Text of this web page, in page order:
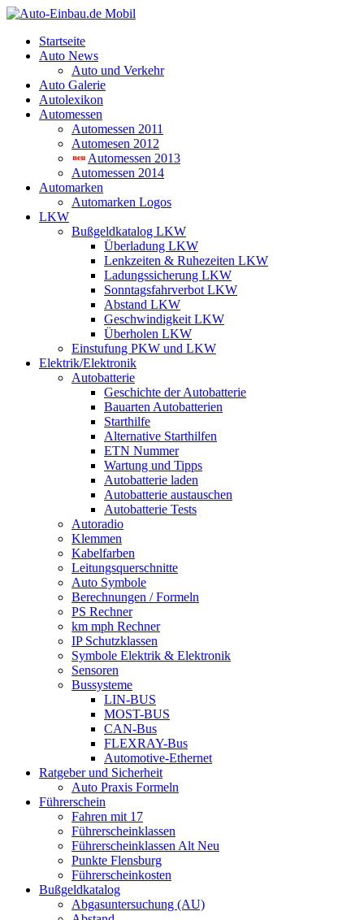
Startseite
Auto News
Auto und Verkehr
Auto Galerie
Autolexikon
Automessen
Automessen 2011
Automesen 2012
Automessen 2013
Automessen 2014
Automarken
Automarken Logos
LKW
Bußgeldkatalog LKW
Überladung LKW
Lenkzeiten & Ruhezeiten LKW
Ladungssicherung LKW
Sonntagsfahrverbot LKW
Abstand LKW
Geschwindigkeit LKW
Überholen LKW
Einstufung PKW und LKW
Elektrik/Elektronik
Autobatterie
Geschichte der Autobatterie
Bauarten Autobatterien
Starthilfe
Alternative Starthilfen
ETN Nummer
Wartung und Tipps
Autobatterie laden
Autobatterie austauschen
Autobatterie Tests
Autoradio
Klemmen
Kabelfarben
Leitungsquerschnitte
Auto Symbole
Berechnungen / Formeln
PS Rechner
km mph Rechner
IP Schutzklassen
Symbole Elektrik & Elektronik
Sensoren
Bussysteme
LIN-BUS
MOST-BUS
CAN-Bus
FLEXRAY-Bus
Automotive-Ethernet
Ratgeber und Sicherheit
Auto Praxis Formeln
Führerschein
Fahren mit 17
Führerscheinklassen
Führerscheinklassen Alt Neu
Punkte Flensburg
Führerscheinkosten
Bußgeldkatalog
Abgasuntersuchung (AU)